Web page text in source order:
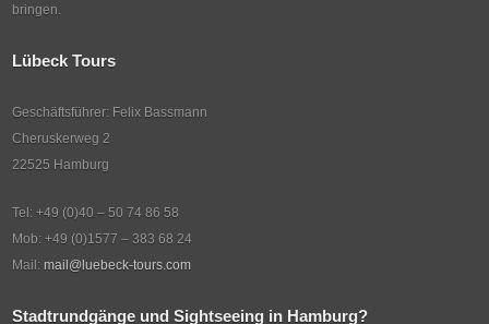
bringen.
Lübeck Tours
Geschäftsführer: Felix Bassmann
Cheruskerweg 2
22525 Hamburg
Tel: +49 (0)40 – 50 74 86 58
Mob: +49 (0)1577 – 383 68 24
Mail:mail@luebeck-tours.com
Stadtrundgänge und Sightseeing in Hamburg?